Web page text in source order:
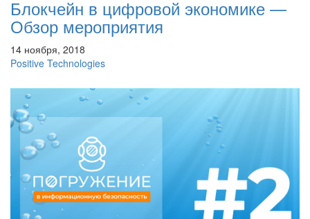
Блокчейн в цифровой экономике —
Обзор мероприятия
14 ноября, 2018
Positive Technologies